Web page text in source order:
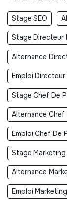
Stage SEO
Stage Directeur
Alternance
Emploi
Stage Chef De
Alternance Chef
Emploi Chef De
Stage
Alternance
Emploi